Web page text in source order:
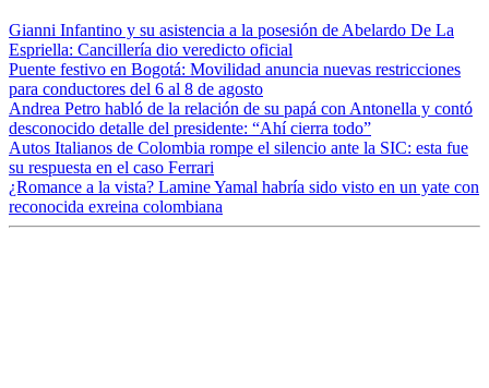
Gianni Infantino y su asistencia a la posesión de Abelardo De La
Espriella: Cancillería dio veredicto oficial
Puente festivo en Bogotá: Movilidad anuncia nuevas restricciones
para conductores del 6 al 8 de agosto
Andrea Petro habló de la relación de su papá con Antonella y contó
desconocido detalle del presidente: “Ahí cierra todo”
Autos Italianos de Colombia rompe el silencio ante la SIC: esta fue
su respuesta en el caso Ferrari
¿Romance a la vista? Lamine Yamal habría sido visto en un yate con
reconocida exreina colombiana